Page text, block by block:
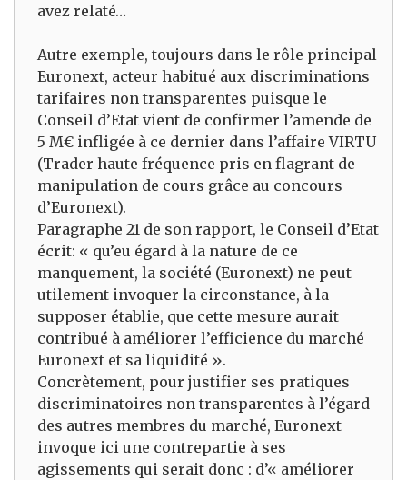
avez relaté…
Autre exemple, toujours dans le rôle principal
Euronext, acteur habitué aux discriminations
tarifaires non transparentes puisque le
Conseil d’Etat vient de confirmer l’amende de
5 M€ infligée à ce dernier dans l’affaire VIRTU
(Trader haute fréquence pris en flagrant de
manipulation de cours grâce au concours
d’Euronext).
Paragraphe 21 de son rapport, le Conseil d’Etat
écrit: « qu’eu égard à la nature de ce
manquement, la société (Euronext) ne peut
utilement invoquer la circonstance, à la
supposer établie, que cette mesure aurait
contribué à améliorer l’efficience du marché
Euronext et sa liquidité ».
Concrètement, pour justifier ses pratiques
discriminatoires non transparentes à l’égard
des autres membres du marché, Euronext
invoque ici une contrepartie à ses
agissements qui serait donc : d’« améliorer